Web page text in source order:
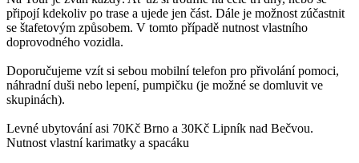
připojí kdekoliv po trase a ujede jen část. Dále je možnost zúčastnit
se štafetovým způsobem. V tomto případě nutnost vlastního
doprovodného vozidla.
Doporučujeme vzít si sebou mobilní telefon pro přivolání pomoci,
náhradní duši nebo lepení, pumpičku (je možné se domluvit ve
skupinách).
Levné ubytování asi 70Kč Brno a 30Kč Lipník nad Bečvou.
Nutnost vlastní karimatky a spacáku